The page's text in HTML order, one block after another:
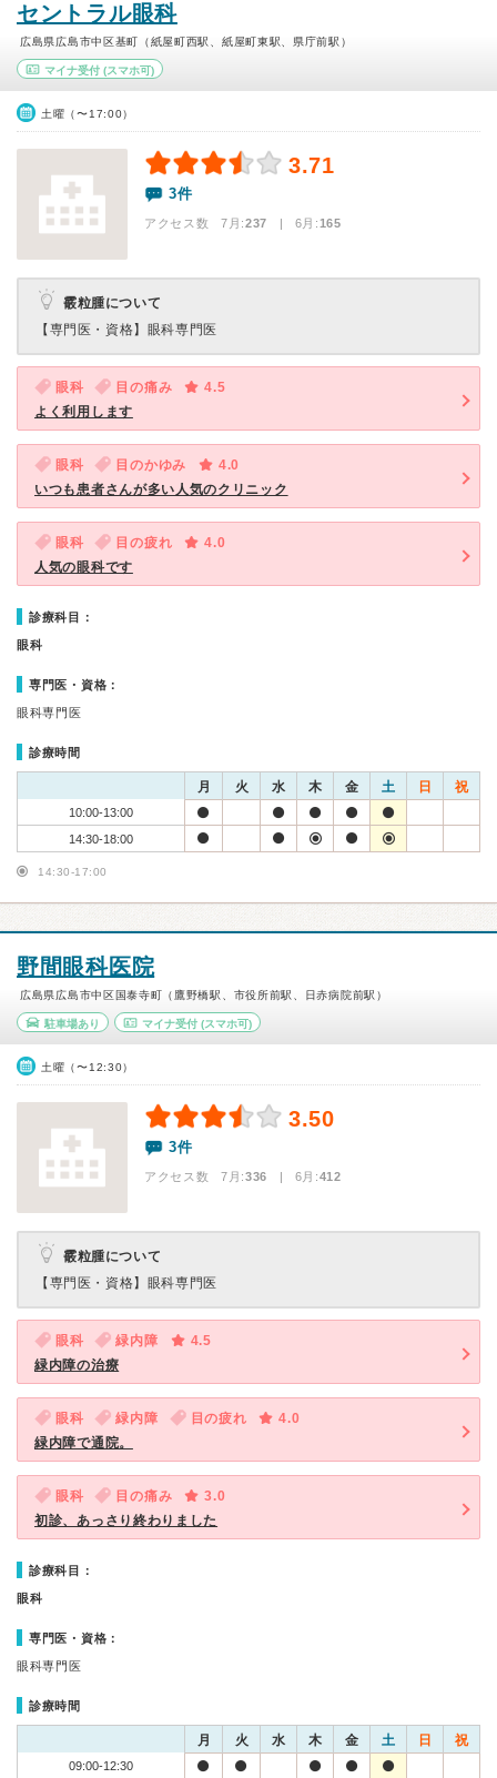
セントラル眼科
広島県広島市中区基町（紙屋町西駅、紙屋町東駅、県庁前駅）
マイナ受付 (スマホ可)
土曜（〜17:00）
3.71
3件
アクセス数 7月:237 | 6月:165
霰粒腫について
【専門医・資格】 眼科専門医
眼科 目の痛み
4.5
よく利用します
眼科 目のかゆみ
4.0
いつも患者さんが多い人気のクリニック
眼科 目の疲れ
4.0
人気の眼科です
診療科目：
眼科
専門医・資格：
眼科専門医
診療時間
月 火 水 木 金 土 日 祝
10:00-13:00
14:30-18:00
14:30-17:00
野間眼科医院
広島県広島市中区国泰寺町（鷹野橋駅、市役所前駅、日赤病院前駅）
駐車場あり マイナ受付(スマホ可)
土曜（〜12:30）
3.50
3件
アクセス数 7月:336 | 6月:412
霰粒腫について
【専門医・資格】 眼科専門医
眼科 緑内障
4.5
緑内障の治療
眼科 緑内障 目の疲れ
4.0
緑内障で通院。
眼科 目の痛み
3.0
初診、あっさり終わりました
診療科目：
眼科
専門医・資格：
眼科専門医
診療時間
月 火 水 木 金 土 日 祝
09:00-12:30